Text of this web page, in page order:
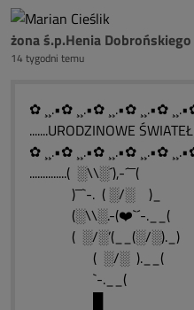
żona ś.p.Henia Dobrońskiego
14 tygodni temu
✿ ¸¸.•✿ ¸¸.•✿ ¸¸.•✿ ¸¸.•✿
.......URODZINOWE
✿ ¸¸.•✿ ¸¸.•✿ ¸¸.•✿ ¸¸.•✿
..............( ░\\░´),-´¯¯(
)¯¯`-. ( ░/░ )_
(░\\░.-(❤️`´-.__(
( ░/░’(__(░/░)._)
( ░/░ ).__(
`-.__(